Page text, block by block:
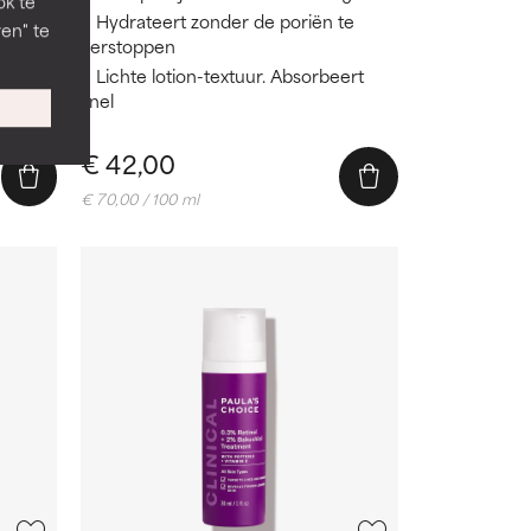
te
Hydrateert zonder de poriën te
verstoppen
Lichte lotion-textuur. Absorbeert
snel
€ 42,00
€ 70,00 / 100 ml